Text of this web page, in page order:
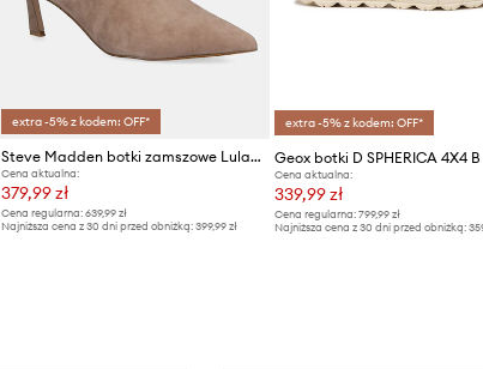
extra -5% z kodem: OFF*
Steve Madden botki zamszowe Lulah
Cena aktualna:
379,99 zł
Cena regularna: 639,99 zł
Najniższa cena z 30 dni przed obniżką: 399,99 zł
extra -5% z kodem: OFF*
Geox botki D SPHERICA 4X4
Cena aktualna:
339,99 zł
Cena regularna: 799,99 zł
Najniższa cena z 30 dni przed obniżką: